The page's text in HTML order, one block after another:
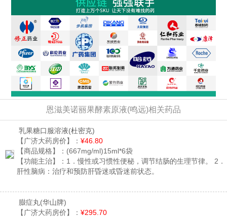
恩滋美诺丽果酵素原液(鸣远)相关药品
乳果糖口服溶液(杜密克)
【广济大药房价】： ¥46.80
【商品规格】： (667mg/ml)15ml*6袋
【功能主治】： 1．慢性或习惯性便秘，调节结肠的生理节律。 2．
肝性脑病：治疗和预防肝昏迷或昏迷前状态。
臌症丸(华山牌)
【广济大药房价】： ¥295.70